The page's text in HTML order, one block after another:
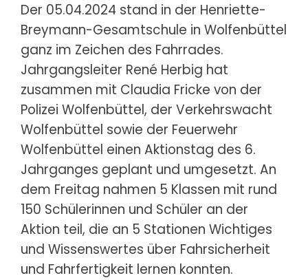
Der 05.04.2024 stand in der Henriette-
Breymann-Gesamtschule in Wolfenbüttel
ganz im Zeichen des Fahrrades.
Jahrgangsleiter René Herbig hat
zusammen mit Claudia Fricke von der
Polizei Wolfenbüttel, der Verkehrswacht
Wolfenbüttel sowie der Feuerwehr
Wolfenbüttel einen Aktionstag des 6.
Jahrganges geplant und umgesetzt. An
dem Freitag nahmen 5 Klassen mit rund
150 Schülerinnen und Schüler an der
Aktion teil, die an 5 Stationen Wichtiges
und Wissenswertes über Fahrsicherheit
und Fahrfertigkeit lernen konnten.